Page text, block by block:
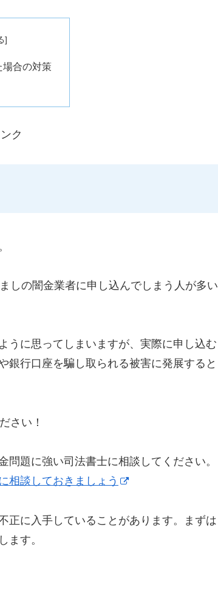
場合の対策
ク
しの闇金業者に申し込んでしまう人が多い
うに思ってしまいますが、実際に申し込む
銀行口座を騙し取られる被害に発展すると
さい！
題に強い司法書士に相談してください。
相談しておきましょう
正に入手していることがあります。まずは
ます。